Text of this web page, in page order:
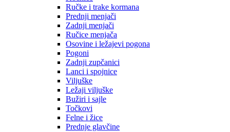
Ručke i trake kormana
Prednji menjači
Zadnji menjači
Ručice menjača
Osovine i ležajevi pogona
Pogoni
Zadnji zupčanici
Lanci i spojnice
Viljuške
Ležaji viljuške
Bužiri i sajle
Točkovi
Felne i žice
Prednje glavčine